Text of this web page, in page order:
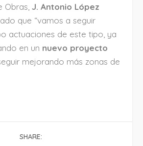
Obras,J. Antonio López
que “vamos a seguir
actuaciones de este tipo, ya
en un nuevo proyecto
mejorando más zonas de
SHARE: